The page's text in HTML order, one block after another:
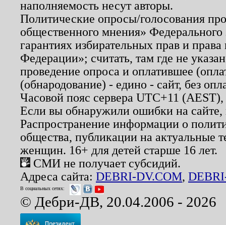
наполняемость несут авторы.
Политические опросы/голосования
общественного мнения»
гарантиях избирательных прав и
Федерации»; считать, там где не
проведение опроса и оплатившее
(обнародование) - едино - сайт, без
Часовой пояс сервера UTC+11
Если вы обнаружили ошибки на
Распространение информации о
общества, публикации на актуальные
женщин. 16+ для детей старше 16 лет.
СМИ не получает субсидий.
Адреса сайта: DEBRI-DV.COM,
В социальных сетях:
© Дебри-ДВ, 20.04.2006 - 2026